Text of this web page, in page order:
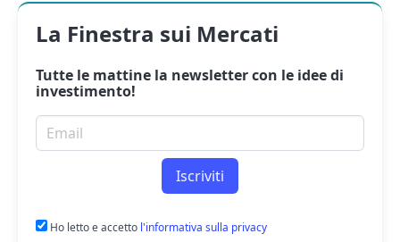
La Finestra sui Mercati
Tutte le mattine la newslettercon le idee di
investimento!
Email per newsletter
Iscriviti
Ho letto e accetto l'informativa sulla privacy